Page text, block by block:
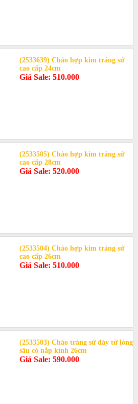
(2533639) Chảo hợp kim tráng sứ
cao cấp 24cm
Giá Sale: 510.000
(2533505) Chảo hợp kim tráng sứ
cao cấp 28cm
Giá Sale: 520.000
(2533504) Chảo hợp kim tráng sứ
cao cấp 26cm
Giá Sale: 510.000
(2533503) Chảo tráng sứ đáy từ lòng
sâu có nắp kính 26cm
Giá Sale: 590.000